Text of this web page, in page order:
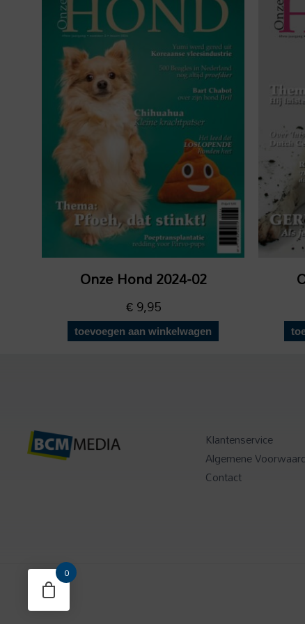
Onze Hond 2024-02
€9,95
toevoegen aan winkelwagen
Klantenservice
Algemene
Contact
0